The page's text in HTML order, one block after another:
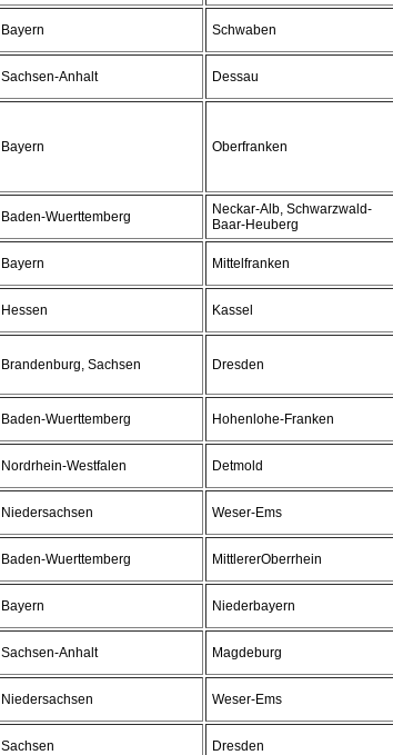
Bayern Schwaben
Sachsen-Anhalt Dessau
Bayern Oberfranken
Baden-Wuerttemberg
Neckar-Alb, Schwarzwald-
Baar-Heuberg
Bayern Mittelfranken
Hessen Kassel
Brandenburg, Sachsen Dresden
Baden-Wuerttemberg Hohenlohe-Franken
Nordrhein-Westfalen Detmold
Niedersachsen Weser-Ems
Baden-Wuerttemberg MittlererOberrhein
Bayern Niederbayern
Sachsen-Anhalt Magdeburg
Niedersachsen Weser-Ems
Sachsen Dresden